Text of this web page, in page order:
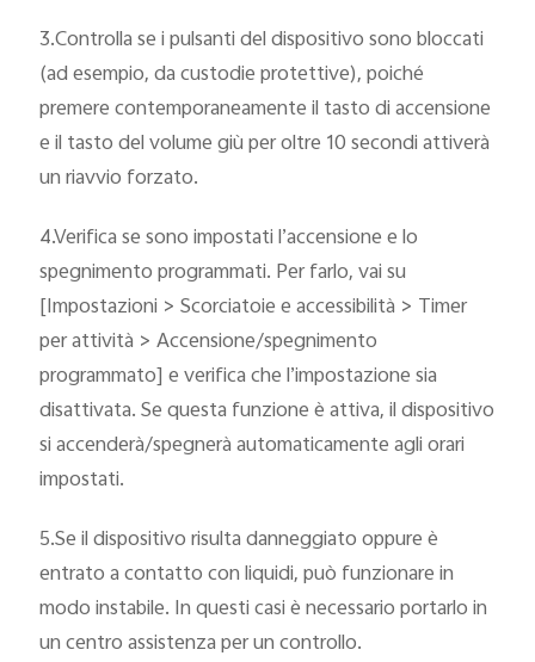
3.Controlla se i pulsanti del dispositivo sono bloccati
(ad esempio, da custodie protettive), poiché
premere contemporaneamente il tasto di accensione
e il tasto del volume giù per oltre 10 secondi attiverà
un riavvio forzato.
4.Verifica se sono impostati l’accensione e lo
spegnimento programmati. Per farlo, vai su
[Impostazioni > Scorciatoie e accessibilità > Timer
per attività > Accensione/spegnimento
programmato] e verifica che l’impostazione sia
disattivata. Se questa funzione è attiva, il dispositivo
si accenderà/spegnerà automaticamente agli orari
impostati.
5.Se il dispositivo risulta danneggiato oppure è
entrato a contatto con liquidi, può funzionare in
modo instabile. In questi casi è necessario portarlo in
un centro assistenza per un controllo.